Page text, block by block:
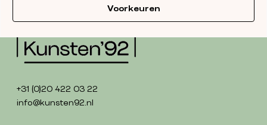
Voorkeuren
+31 (0)20 422 03 22
info@kunsten92.nl